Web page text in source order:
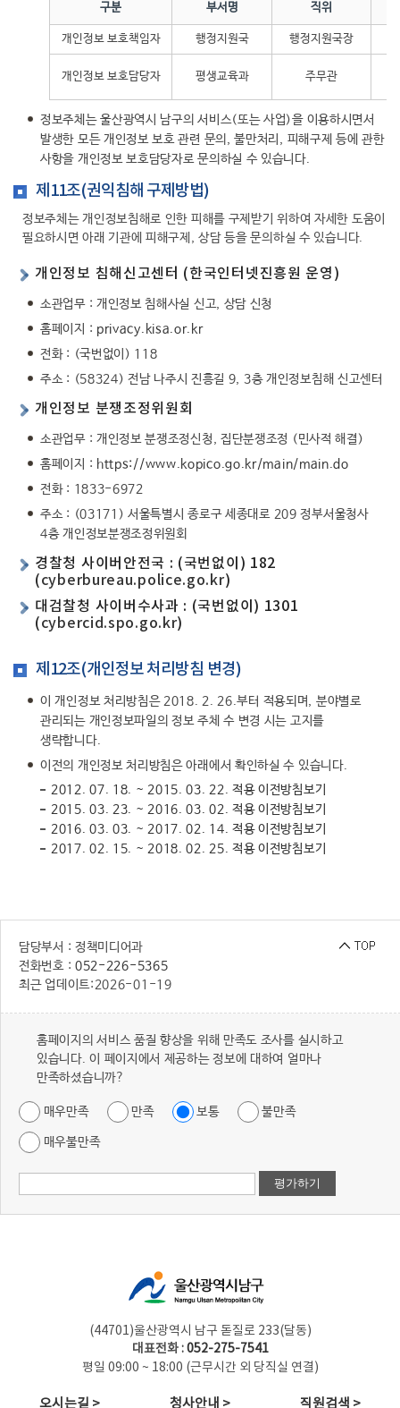
구분 부서명 직위
개인정보 보호책임자 행정지원국 행정지원국장
개인정보 보호담당자 평생교육과 주무관
정보주체는 울산광역시 남구의 서비스(또는 사업)을 이용하시면서
발생한 모든 개인정보 보호 관련 문의, 불만처리, 피해구제 등에 관한
사항을 개인정보 보호담당자로 문의하실 수 있습니다.
제11조(권익침해 구제방법)
정보주체는 개인정보침해로 인한 피해를 구제받기 위하여 자세한 도움이
필요하시면 아래 기관에 피해구제, 상담 등을 문의하실 수 있습니다.
개인정보 침해신고센터 (한국인터넷진흥원 운영)
소관업무 : 개인정보 침해사실 신고, 상담 신청
홈페이지 : privacy.kisa.or.kr
전화 : (국번없이) 118
주소 : (58324) 전남 나주시 진흥길 9, 3층 개인정보침해 신고센터
개인정보 분쟁조정위원회
소관업무 : 개인정보 분쟁조정신청, 집단분쟁조정 (민사적 해결)
홈페이지 : https://www.kopico.go.kr/main/main.do
전화 : 1833-6972
주소 : (03171) 서울특별시 종로구 세종대로 209 정부서울청사
4층 개인정보분쟁조정위원회
경찰청 사이버안전국 : (국번없이) 182
(cyberbureau.police.go.kr)
대검찰청 사이버수사과 : (국번없이) 1301
(cybercid.spo.go.kr)
제12조(개인정보 처리방침 변경)
이 개인정보 처리방침은 2018. 2. 26.부터 적용되며, 분야별로
관리되는 개인정보파일의 정보 주체 수 변경 시는 고지를
생략합니다.
이전의 개인정보 처리방침은 아래에서 확인하실 수 있습니다.
2012. 07. 18. ~ 2015. 03. 22. 적용 이전방침보기
2015. 03. 23. ~ 2016. 03. 02. 적용 이전방침보기
2016. 03. 03. ~ 2017. 02. 14. 적용 이전방침보기
2017. 02. 15. ~ 2018. 02. 25. 적용 이전방침보기
담당부서 : 정책미디어과
전화번호 : 052-226-5365
최근 업데이트:2026-01-19
홈페이지의 서비스 품질 향상을 위해 만족도 조사를 실시하고
있습니다. 이 페이지에서 제공하는 정보에 대하여 얼마나
만족하셨습니까?
매우만족 만족 보통 불만족
매우불만족
(44701)울산광역시 남구 돋질로 233(달동)
대표전화 :052-275-7541
평일 09:00 ~ 18:00 (근무시간 외 당직실 연결)
오시는길 > 청사안내 > 직원검색 >